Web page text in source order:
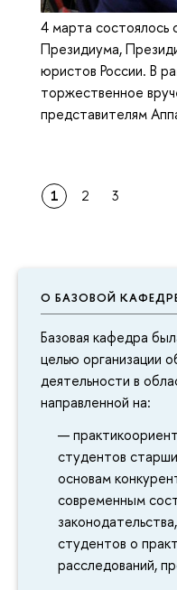
О БАЗОВОЙ
Базовая кафедра
целью организации
деятельности в
направленной на:
студентов
основам
современным
студентов о
расследований,
4 марта состоялось
Президиума,
юристов России. В
торжественное
представителям
1 2 3